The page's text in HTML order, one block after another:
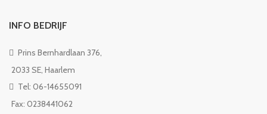
INFO BEDRIJF
Prins Bernhardlaan 376,
2033 SE, Haarlem
Tel: 06-14655091
Fax: 0238441062